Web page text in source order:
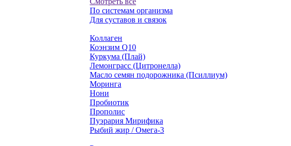
По системам организма
Для суставов и связок
Коллаген
Коэнзим Q10
Куркума (Плай)
Лемонграсс (Цитронелла)
Масло семян подорожника (Псиллиум)
Моринга
Нони
Пробиотик
Прополис
Пуэрария Мирифика
Рыбий жир / Омега-3